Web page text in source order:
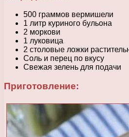
500 граммов вермишели
1 литр куриного бульона
2 моркови
1 луковица
2 столовые ложки
Соль и перец по вкусу
Свежая зелень для подачи
Приготовление: